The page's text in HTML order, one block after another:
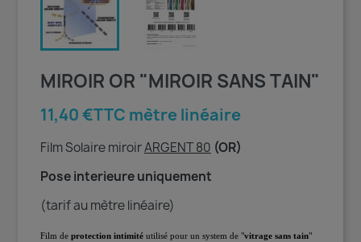
MIROIR OR "MIROIR SANS TAIN"
11,40 €TTC mètre linéaire
Film Solaire miroirARGENT 80 (OR)
Pose interieure uniquement
(tarif au mètre linéaire)
Film de protection intimité utilisé pour un system de "vitrage sans tain"